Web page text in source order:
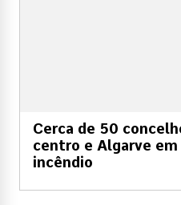
Cerca de 50
centro e Algarve
incêndio